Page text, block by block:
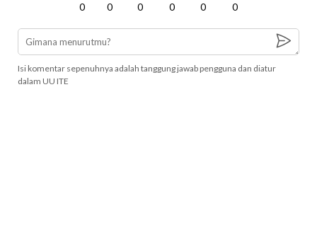
0 0 0 0 0 0
Isi komentar sepenuhnya adalah tanggung jawab pengguna dan diatur
dalam UU ITE